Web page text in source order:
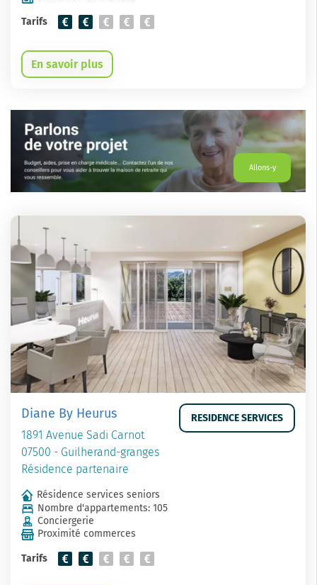
Tarifs
En savoir plus
Allons-y
Diane By Heurus
1891 Avenue Sadi Carnot
07500 - Guilherand-granges
Résidence partenaire
RESIDENCE SERVICES
Résidence services seniors
Nombre d'appartements: 105
Conciergerie
Proximité commerces
Tarifs